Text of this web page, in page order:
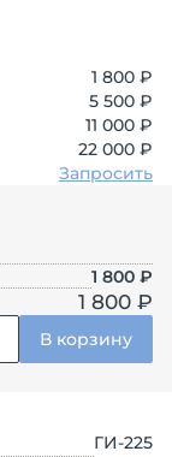
1 800 ₽
5 500 ₽
11 000 ₽
22 000 ₽
Запросить
1 800 ₽
1 800 ₽
В корзину
ГИ-225